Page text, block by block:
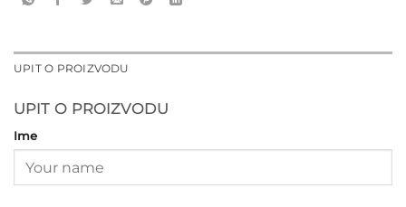
UPIT O PROIZVODU
UPIT O PROIZVODU
Ime